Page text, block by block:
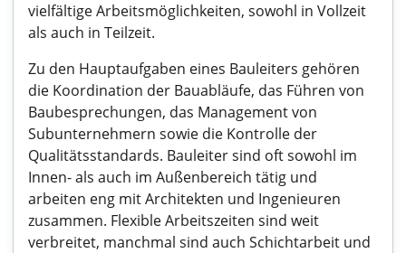
vielfältige Arbeitsmöglichkeiten, sowohl in Vollzeit
als auch in Teilzeit.
Zu den Hauptaufgaben eines Bauleiters gehören
die Koordination der Bauabläufe, das Führen von
Baubesprechungen, das Management von
Subunternehmern sowie die Kontrolle der
Qualitätsstandards. Bauleiter sind oft sowohl im
Innen- als auch im Außenbereich tätig und
arbeiten eng mit Architekten und Ingenieuren
zusammen. Flexible Arbeitszeiten sind weit
verbreitet, manchmal sind auch Schichtarbeit und